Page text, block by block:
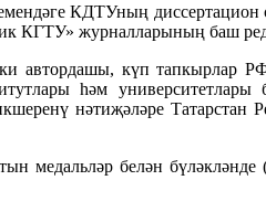
КДТУның диссертацион
КГТУ» журналларының баш
автордашы, күп
һәм
нәтиҗәләре
белән бүләкләнде